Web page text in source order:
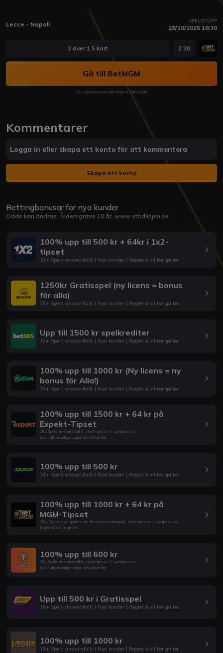
Lecce - Napoli SPELSTOPP
28/10/2025 18:30
2 över 1,5 kort 2.20
Gå till BetMGM
18+ Spela ansvarsfullt Regler & Villkor gäller
Kommentarer
Logga in eller skapa ett konto för att kommentera
Skapa ett konto
Bettingbonusar för nya kunder
Odds kan ändras. Åldersgräns 18 år. www.stödlinjen.se
100% upp till 500 kr + 64kr i 1x2-
tipset
18+ Spela ansvarsfullt | Nya kunder | Regler & villkor gäller
1250kr Gratisspel (ny licens = bonus
för alla)
25+ Spela ansvarsfullt | Nya kunder | Regler & villkor gäller
Upp till 1500 kr spelkrediter
18+ Spela ansvarsfullt | Nya kunder | Regler & villkor gäller
100% upp till 1000 kr (Ny licens = ny
bonus för Alla!)
18+ Spela ansvarsfullt | Nya kunder | Regler & villkor gäller
100% upp till 1500 kr + 64 kr på
Expekt-Tipset
18+ Spela ansvarsfullt| stodlinjen.se | spelpaus.se
Läs fullständiga regler och villkor här
100% upp till 500 kr
18+ Spela ansvarsfullt | Nya kunder | Regler & villkor gäller
100% upp till 1000 kr + 64 kr på
MGM-Tipset
18+. Gäller nya spelare vid första insättningen| stodlinjen.se | spelpaus.se
Regler & villkor gäller
100% upp till 600 kr
18+ Spela ansvarsfullt| stodlinjen.se | spelpaus.se
Läs fullständiga regler och villkor här
Upp till 500 kr i Gratisspel
18+ Spela ansvarsfullt | Nya kunder | Regler & villkor gäller
100% upp till 1000 kr
18+ Spela ansvarsfullt | Nya kunder | Regler & villkor gäller